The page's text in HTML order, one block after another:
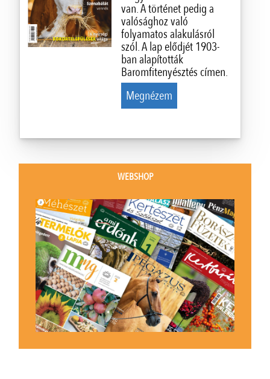
van. A történet pedig a
valósághoz való
folyamatos alakulásról
szól. A lap elődjét 1903-
ban alapították
Baromfitenyésztés címen.
Megnézem
WEBSHOP